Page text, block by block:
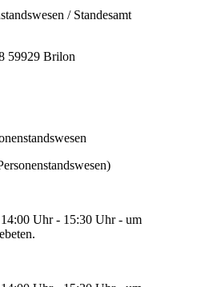
/ Standesamt
59929 Brilon
Uhr - 15:30 Uhr - um